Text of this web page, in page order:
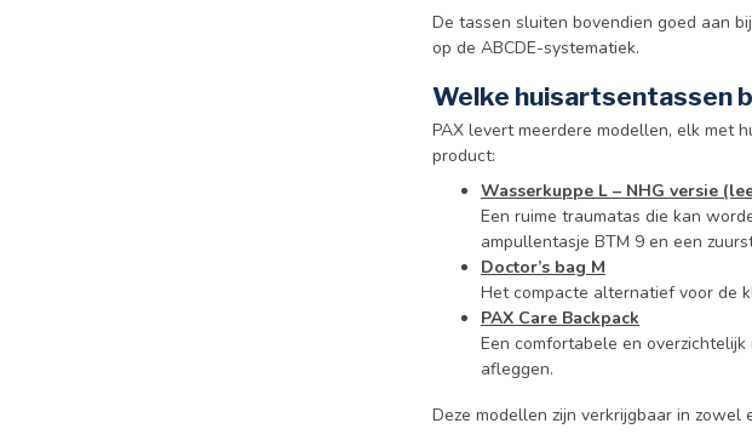
De tassen sluiten bovendien goed aan
op de ABCDE-systematiek.
Welke huisartsentassen
PAX levert meerdere modellen, elk met
product:
Wasserkuppe L – NHG versie
Een ruime traumatas die kan
ampullentasje BTM 9 en een
Doctor’s bag M
Het compacte alternatief voor de
PAX Care Backpack
Een comfortabele en
afleggen.
Deze modellen zijn verkrijgbaar in